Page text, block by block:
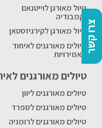
צרו קשר
טיול מאורגן לוייטנאם
וקמבודיה
טיול מאורגן לקירגיזסטאן
טיולים מאורגנים לאיחוד
האמירויות
טיולים מאורגנים
טיולים מאורגנים ליוון
טיולים מאורגנים לספרד
טיולים מאורגנים לרומניה